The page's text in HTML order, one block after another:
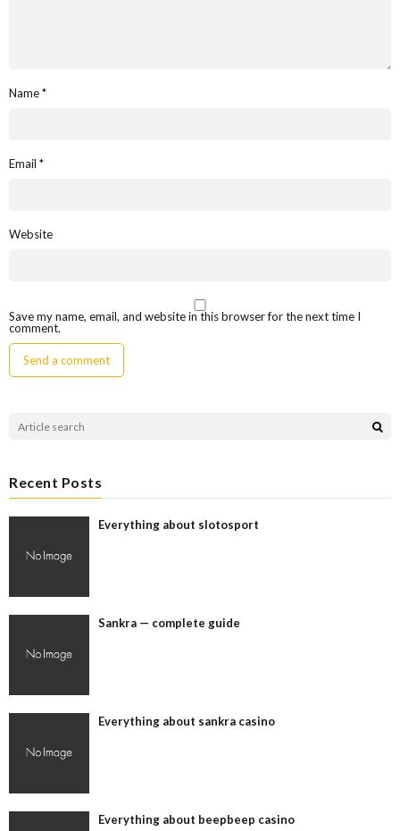
Name*
Email *
Website
Save my name, email, and website in this browser for the next time I
comment.
Recent Posts
Everything about slotosport
Sankra — complete guide
Everything about sankra casino
Everything about beepbeep casino